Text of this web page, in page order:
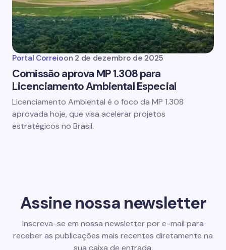
Portal Correioon 2 de dezembro de 2025
Comissão aprova MP 1.308 para
Licenciamento Ambiental Especial
Licenciamento Ambiental é o foco da MP 1.308
aprovada hoje, que visa acelerar projetos
estratégicos no Brasil.
Assine nossa newsletter
Inscreva-se em nossa newsletter por e-mail para
receber as publicações mais recentes diretamente na
sua caixa de entrada.